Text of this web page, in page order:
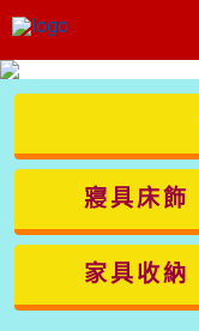
寢具床飾
家具收納